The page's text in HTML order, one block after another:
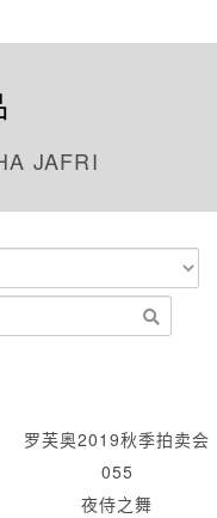
JAFRI
罗芙奥2019秋季拍卖会
055
夜侍之舞